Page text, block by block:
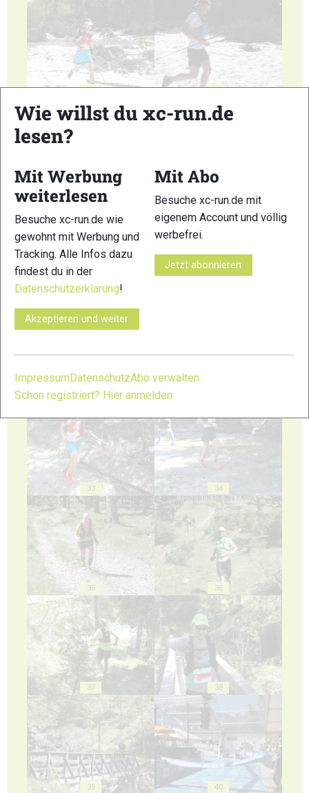
25 26
29
33 34
35 36
37 38
39 40
Wie willst du xc-run.de
lesen?
Mit Werbung
weiterlesen
Besuche xc-run.de wie
gewohnt mit Werbung und
Tracking. Alle Infos dazu
findest du in der
Datenschutzerklärung!
Akzeptieren und weiter
Mit Abo
Besuche xc-run.de mit
eigenem Account und völlig
werbefrei.
Jetzt abonnieren
ImpressumDatenschutzAbo verwalten
Schon registriert? Hier anmelden